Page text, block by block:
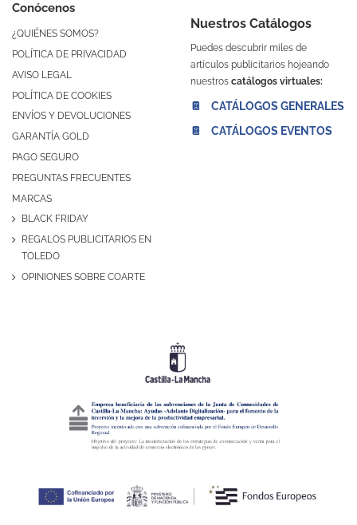
Conócenos
¿QUIÉNES SOMOS?
POLÍTICA DE PRIVACIDAD
AVISO LEGAL
POLÍTICA DE COOKIES
ENVÍOS Y DEVOLUCIONES
GARANTÍA GOLD
PAGO SEGURO
PREGUNTAS FRECUENTES
MARCAS
BLACK FRIDAY
REGALOS PUBLICITARIOS EN
TOLEDO
OPINIONES SOBRE COARTE
Nuestros Catálogos
Puedes descubrir miles de
artículos publicitarios hojeando
nuestros catálogos virtuales:
📔 CATÁLOGOS GENERALES
📔 CATÁLOGOS EVENTOS